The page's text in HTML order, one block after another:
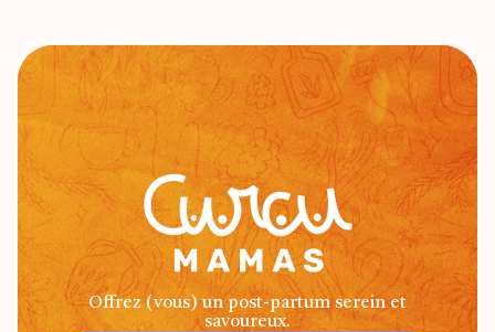
Offrez (vous) un post-partum serein et
savoureux.